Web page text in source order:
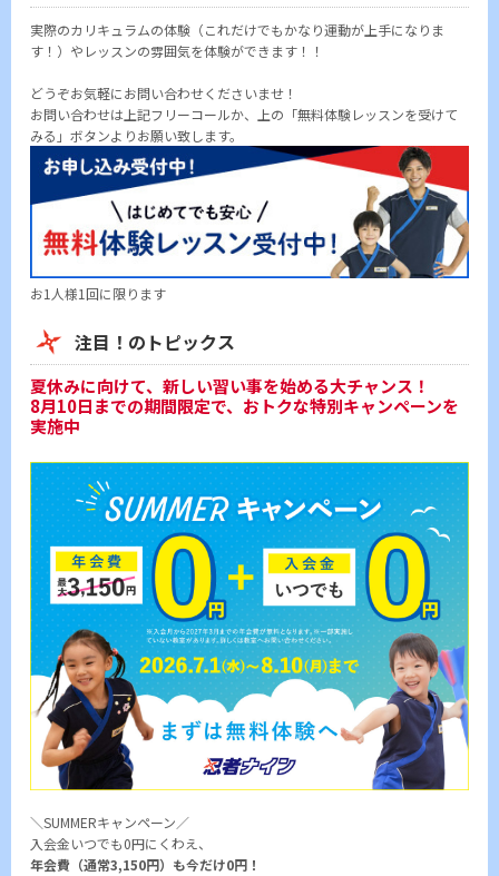
実際のカリキュラムの体験（これだけでもかなり運動が上手になりま
す！）やレッスンの雰囲気を体験ができます！！
どうぞお気軽にお問い合わせくださいませ！
お問い合わせは上記フリーコールか、上の「無料体験レッスンを受けて
みる」ボタンよりお願い致します。
お1人様1回に限ります
注目！のトピックス
夏休みに向けて、新しい習い事を始める大チャンス！
8月10日までの期間限定で、おトクな特別キャンペーンを
実施中
＼SUMMERキャンペーン／
入会金いつでも0円にくわえ、
年会費（通常3,150円）も今だけ0円！